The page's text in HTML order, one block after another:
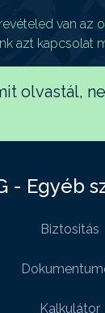
van az
azt kapcsolat
olvastál,
- Egyéb
Biztositás
Kalkulátor